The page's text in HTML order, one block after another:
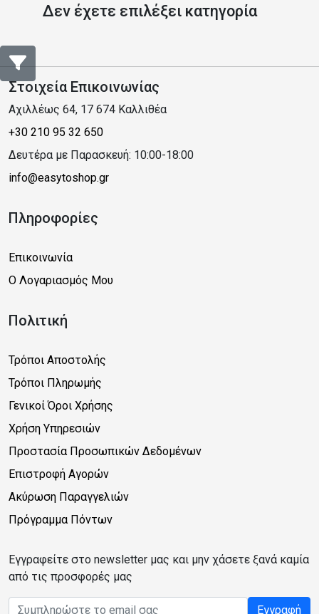
Δεν έχετε επιλέξει κατηγορία
Στοιχεία Επικοινωνίας
Αχιλλέως 64, 17 674 Καλλιθέα
+30 210 95 32 650
Δευτέρα με Παρασκευή: 10:00-18:00
info@easytoshop.gr
Πληροφορίες
Επικοινωνία
Ο Λογαριασμός Μου
Πολιτική
Τρόποι Αποστολής
Τρόποι Πληρωμής
Γενικοί Όροι Χρήσης
Χρήση Υπηρεσιών
Προστασία Προσωπικών Δεδομένων
Επιστροφή Αγορών
Ακύρωση Παραγγελιών
Πρόγραμμα Πόντων
Εγγραφείτε στο newsletter μας και μην χάσετε ξανά καμία
από τις προσφορές μας
Email address Εγγραφή